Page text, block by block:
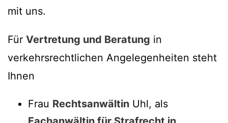
mit uns.
Für Vertretung und Beratung in
verkehrsrechtlichen Angelegenheiten steht
Ihnen
Frau Rechtsanwältin Uhl, als